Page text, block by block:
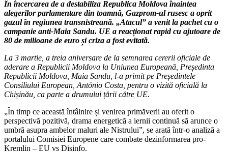
În încercarea de a destabiliza Republica Moldova înaintea
alegerilor parlamentare din toamnă, Gazprom-ul rusesc a oprit
gazul în regiunea transnistreană. „Atacul” a venit la pachet cu o
campanie anti-Maia Sandu. UE a reacționat rapid cu ajutoare de
80 de milioane de euro și criza a fost evitată.
La 3 martie, a treia aniversare de la semnarea cererii oficiale de
aderare a Republicii Moldova la Uniunea Europeană, Președinta
Republicii Moldova, Maia Sandu, l-a primit pe Președintele
Consiliului European, António Costa, pentru o vizită oficială la
Chișinău, ca parte a drumului țării către UE.
„În timp ce această întâlnire și venirea primăverii au oferit o
perspectivă pozitivă, drama energetică a iernii continuă să arunce o
umbră asupra ambelor maluri ale Nistrului”, se arată într-o analiză a
portalului Comisiei Europene care combate dezinformarea pro-
Kremlin – EU vs Disinfo.